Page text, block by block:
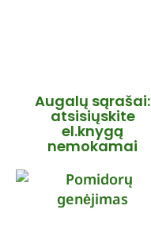
Augalų sąrašai:
atsisiųskite
el.knygą
nemokamai